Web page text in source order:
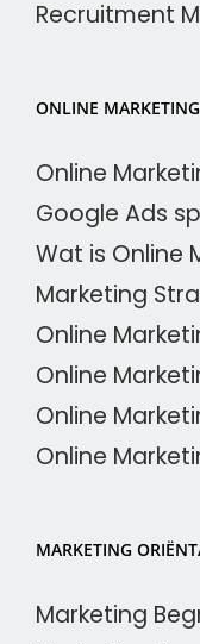
Recruitment
ONLINE MARKETING
Online
Google Ads
Wat is Online
Marketing
Online
Online
Online
Online
MARKETING
Marketing